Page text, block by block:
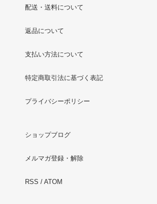
配送・送料について
返品について
支払い方法について
特定商取引法に基づく表記
プライバシーポリシー
ショップブログ
メルマガ登録・解除
RSS / ATOM